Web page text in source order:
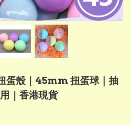
蛋殼｜45mm 扭蛋球｜抽
｜香港現貨